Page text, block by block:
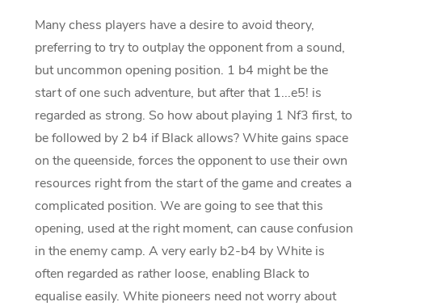
Many chess players have a desire to avoid theory,
preferring to try to outplay the opponent from a sound,
but uncommon opening position. 1 b4 might be the
start of one such adventure, but after that 1...e5! is
regarded as strong. So how about playing 1 Nf3 first, to
be followed by 2 b4 if Black allows? White gains space
on the queenside, forces the opponent to use their own
resources right from the start of the game and creates a
complicated position. We are going to see that this
opening, used at the right moment, can cause confusion
in the enemy camp. A very early b2-b4 by White is
often regarded as rather loose, enabling Black to
equalise easily. White pioneers need not worry about